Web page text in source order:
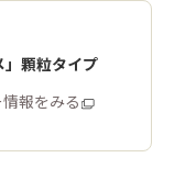
」顆粒タイプ
報をみる